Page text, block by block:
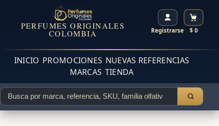
PERFUMES ORIGINALES
COLOMBIA Registrarse $ 0
INICIO PROMOCIONES NUEVAS REFERENCIAS
MARCAS TIENDA